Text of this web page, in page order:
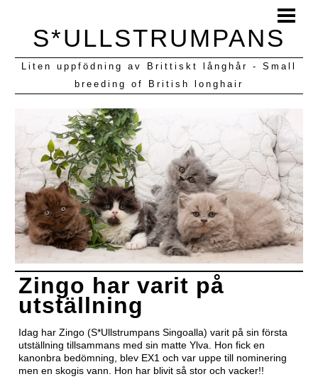
BLOGG
KULLAR VI HAFT
S*ULLSTRUMPANS
Liten uppfödning av Brittiskt långhår - Small
breeding of British longhair
Zingo har varit på
utställning
Idag har Zingo (S*Ullstrumpans Singoalla) varit på sin första
utställning tillsammans med sin matte Ylva. Hon fick en
kanonbra bedömning, blev EX1 och var uppe till nominering
men en skogis vann. Hon har blivit så stor och vacker!!